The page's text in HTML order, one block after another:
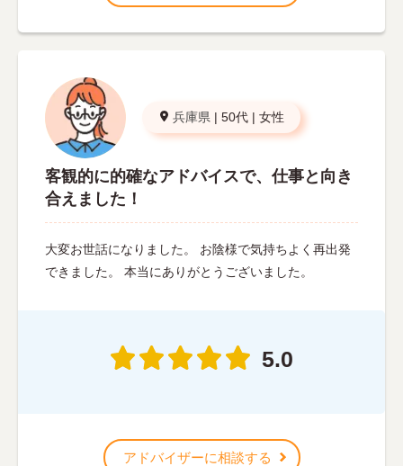
兵庫県 | 50代 | 女性
客観的に的確なアドバイスで、仕事と向き
合えました！
大変お世話になりました。 お陰様で気持ちよく再出発
できました。 本当にありがとうございました。
5.0
アドバイザーに相談する